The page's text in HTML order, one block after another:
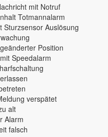
mit Notruf
Totmannalarm
Sturzsensor Auslösung
Position
Speedalarm
verspätet
alt
Alarm
falsch